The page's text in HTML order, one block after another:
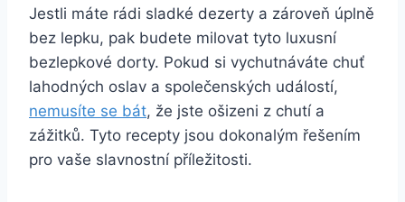
Jestli máte rádi sladké dezerty a zároveň úplně
bez lepku, pak budete milovat tyto luxusní
bezlepkové dorty. Pokud si vychutnáváte chuť
lahodných oslav a společenských událostí,
nemusíte se bát, že jste ošizeni z chutí a
zážitků. Tyto recepty jsou dokonalým řešením
pro vaše slavnostní příležitosti.